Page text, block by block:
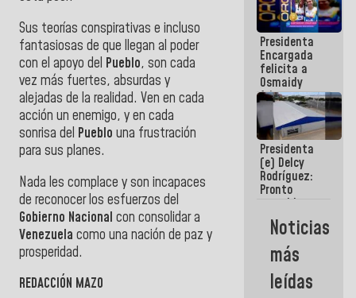
Sus teorías conspirativas e incluso
fantasiosas de que llegan al poder
con el apoyo del Pueblo, son cada
vez más fuertes, absurdas y
alejadas de la realidad. Ven en cada
acción un enemigo, y en cada
sonrisa del Pueblo una frustración
para sus planes.
Nada les complace y son incapaces
de reconocer los esfuerzos del
Gobierno Nacional con consolidar a
Venezuela como una nación de paz y
prosperidad.
REDACCIÓN MAZO
ejecución de
fondos de
emergencia
post-sismos
Presidenta
Encargada
felicita a
Osmaidy
Arias y
Giraly
Marcano por
hacer
historia en
los
Centroamericanos
Presidenta
(e) Delcy
Rodríguez:
Pronto
restableceremos
las
operaciones
Aeropuerto
Internacional
de
Noticias
más
leídas